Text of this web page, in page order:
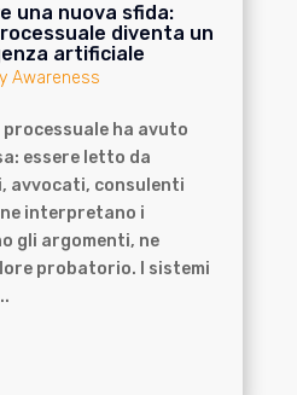
una nuova sfida:
diventa un
artificiale
Awareness
ha avuto
essere letto da
avvocati, consulenti
interpretano i
gli argomenti, ne
probatorio. I sistemi